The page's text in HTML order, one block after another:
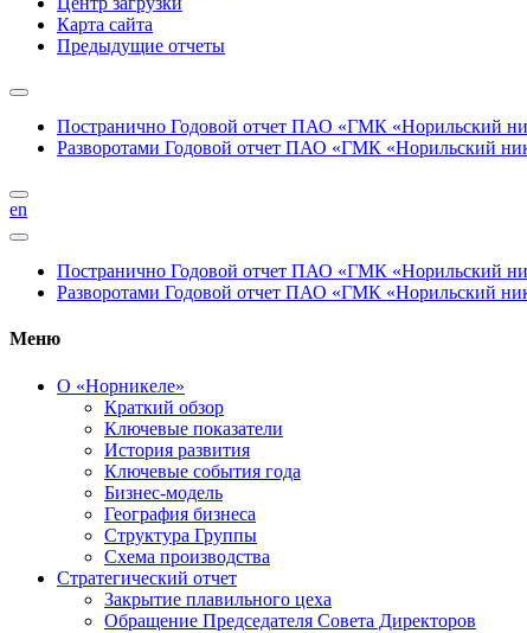
Карта сайта
Предыдущие отчеты
Постранично Годовой отчет ПАО «ГМК «Норильский
Разворотами Годовой отчет ПАО «ГМК «Норильский
en
Постранично Годовой отчет ПАО «ГМК «Норильский
Разворотами Годовой отчет ПАО «ГМК «Норильский
Меню
О «Норникеле»
Краткий обзор
Ключевые показатели
История развития
Ключевые события года
Бизнес-модель
География бизнеса
Структура Группы
Схема производства
Стратегический отчет
Закрытие плавильного цеха
Обращение Председателя Совета Директоров